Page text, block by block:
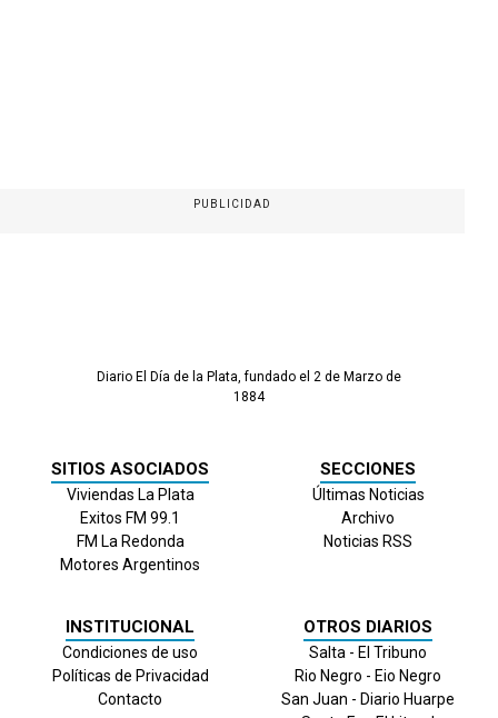
PUBLICIDAD
Diario El Día de la Plata, fundado el 2 de Marzo de
1884
SITIOS ASOCIADOS
Viviendas La Plata
Exitos FM 99.1
FM La Redonda
Motores Argentinos
SECCIONES
Últimas Noticias
Archivo
Noticias RSS
INSTITUCIONAL
Condiciones de uso
Políticas de Privacidad
Contacto
OTROS DIARIOS
Salta - El Tribuno
Rio Negro - Eio Negro
San Juan - Diario Huarpe